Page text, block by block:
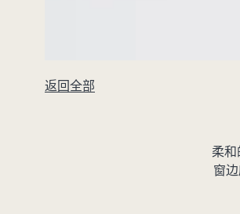
返回全部
柔
窗